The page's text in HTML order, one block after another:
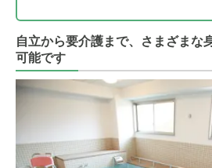
自立から要介護まで、さまざまな
可能です